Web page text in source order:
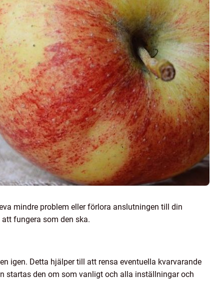
mindre problem eller förlora anslutningen till din
fungera som den ska.
igen. Detta hjälper till att rensa eventuella kvarvarande
startas den om som vanligt och alla inställningar och